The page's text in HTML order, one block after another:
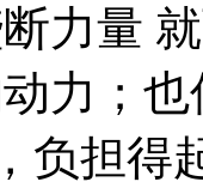
力量
力；
负担得